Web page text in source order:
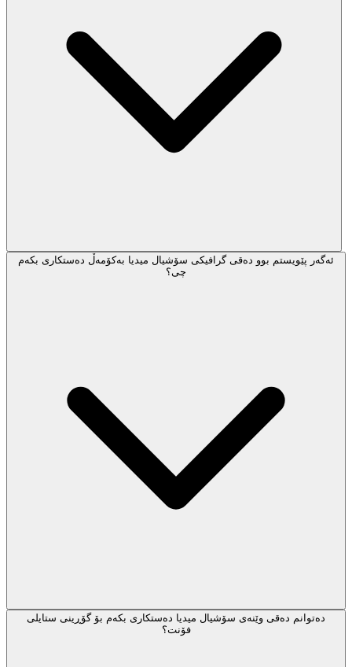
ئەگەر پێویستم بوو دەقی گرافیکی سۆشیال میدیا بەکۆمەڵ دەستکاری بکەم
چی؟
دەتوانم دەقی وێنەی سۆشیال میدیا دەستکاری بکەم بۆ گۆڕینی ستایلی
فۆنت؟